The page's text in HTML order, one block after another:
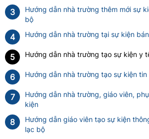
3
Hướng dẫn nhà trường thêm mới sự
bộ
4 Hướng dẫn nhà trường tại sự kiện
5 Hướng dẫn nhà trường tạo sự kiện y
6 Hướng dẫn nhà trường tạo sự kiện tin
7
Hướng dẫn nhà trường, giáo viên,
kiện
8
Hướng dẫn giáo viên tạo sự kiện
lạc bộ